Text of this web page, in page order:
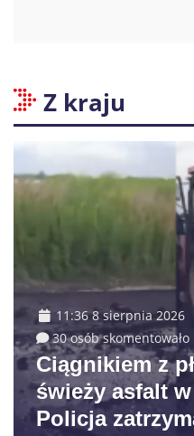
Z kraju
11:36 8 sierpnia 2026
30 osób skomentowało
Ciągnikiem z
świeży asfalt
Policja